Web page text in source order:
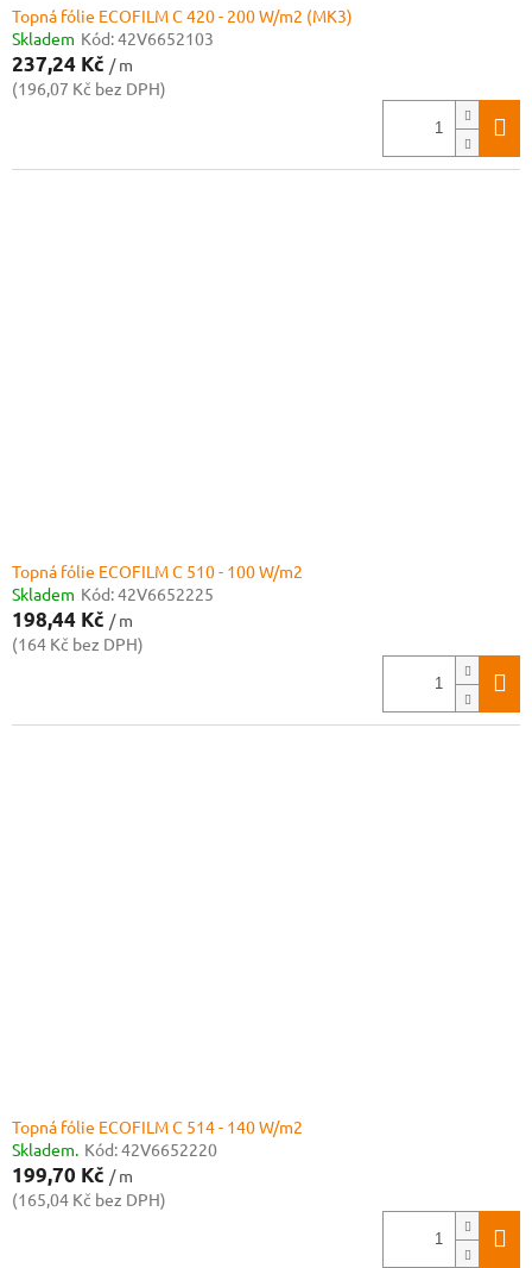
Topná fólie ECOFILM C 420 - 200 W/m2 (MK3)
Skladem Kód:42V6652103
237,24 Kč / m
(196,07 Kč bez DPH)
Topná fólie ECOFILM C 510 - 100 W/m2
Skladem Kód:42V6652225
198,44 Kč / m
(164 Kč bez DPH)
Topná fólie ECOFILM C 514 - 140 W/m2
Skladem. Kód:42V6652220
199,70 Kč / m
(165,04 Kč bez DPH)